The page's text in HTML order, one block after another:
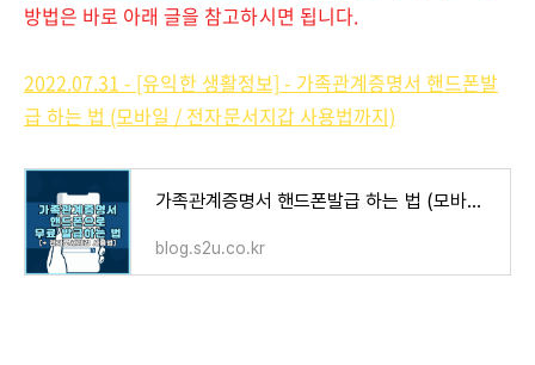
방법은 바로 아래 글을 참고하시면 됩니다.
2022.07.31 - [유익한 생활정보] - 가족관계증명서 핸드폰발
급 하는 법 (모바일 / 전자문서지갑 사용법까지)
가족관계증명서 핸드폰발급 하는 법 (모바일 / 전자문서지갑 사용법까지)
blog.s2u.co.kr